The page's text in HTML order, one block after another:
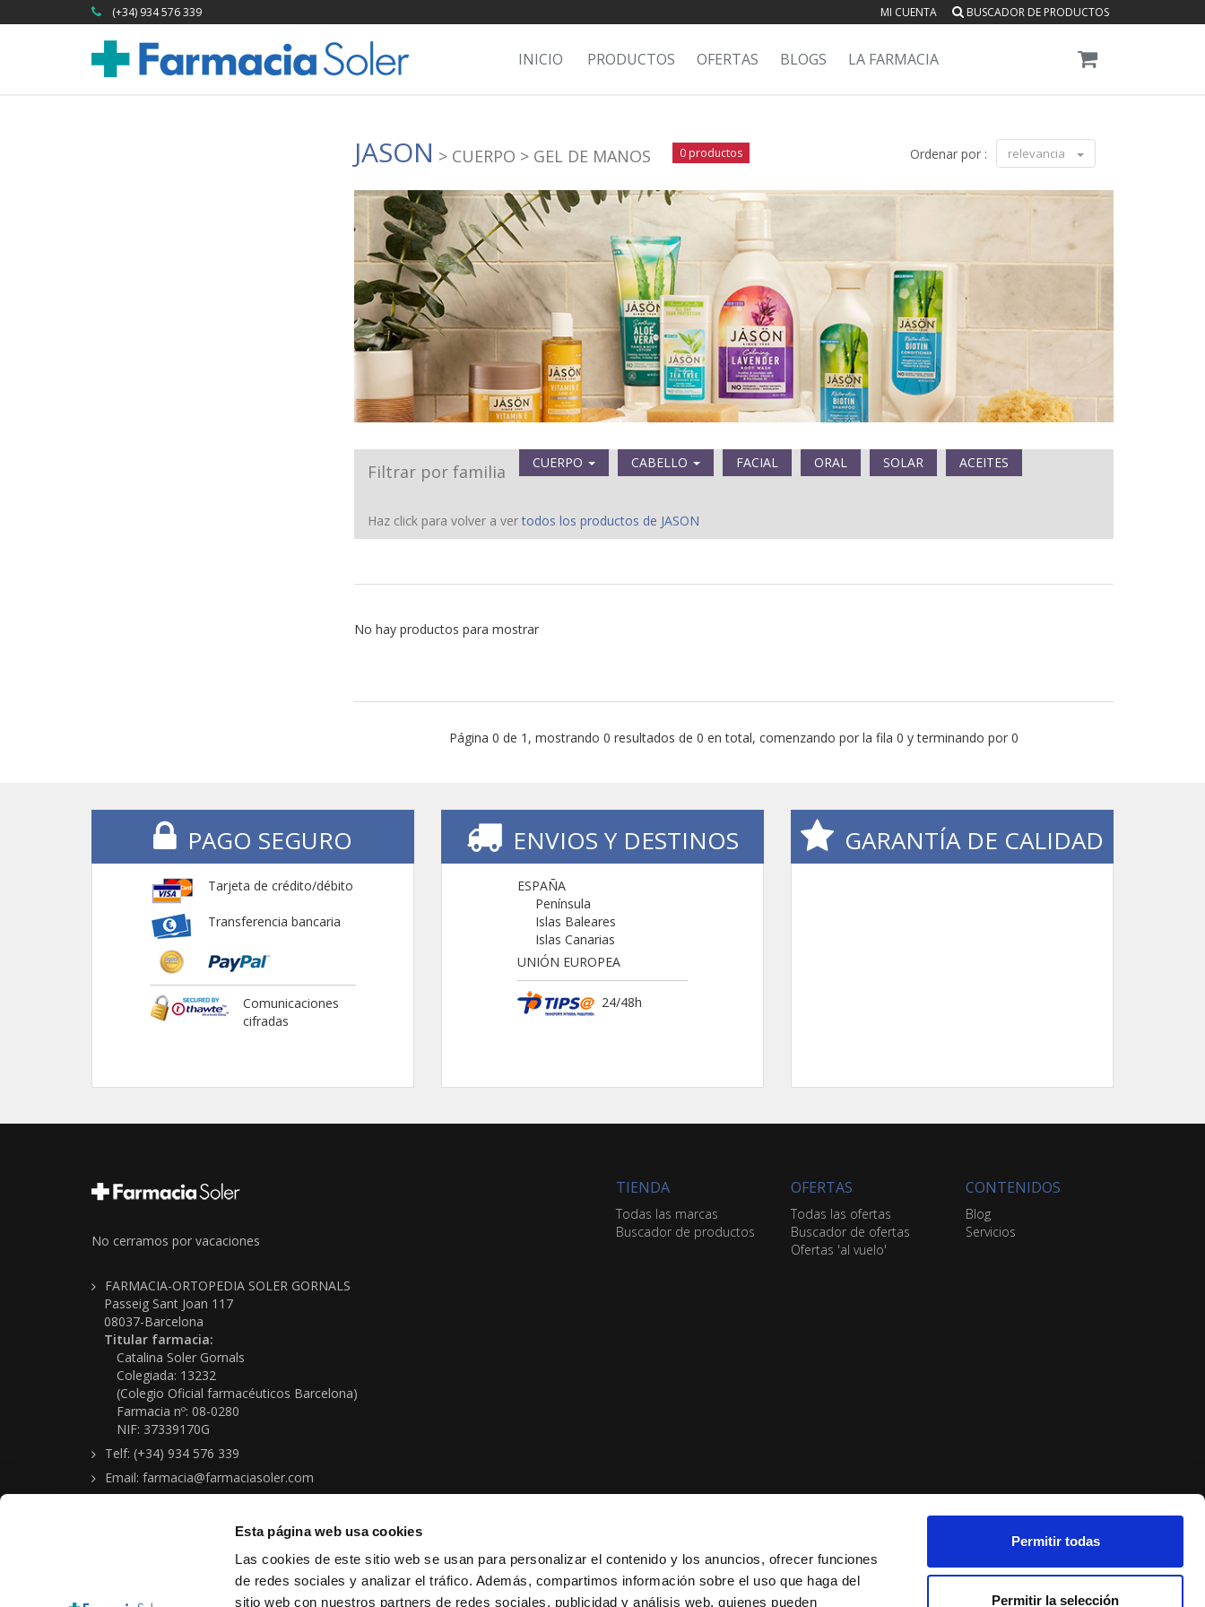
Esta página web usa cookies
Las cookies de este sitio web se usan para personalizar el contenido y los anuncios, ofrecer funciones
de redes sociales y analizar el tráfico. Además, compartimos información sobre el uso que haga del
sitio web con nuestros partners de redes sociales, publicidad y análisis web, quienes pueden
Permitir todas
Permitir la selección
(+34) 934 576 339 MI CUENTA BUSCADOR DE PRODUCTOS
INICIO PRODUCTOS OFERTAS BLOGS LA FARMACIA
JASON > CUERPO > GEL DE MANOS 0 productos Ordenar por : relevancia
Filtrar por familia CUERPO CABELLO FACIAL ORAL SOLAR ACEITES
Haz click para volver a vertodos los productos de JASON
No hay productos para mostrar
Página 0 de 1, mostrando 0 resultados de 0 en total, comenzando por la fila 0 y terminando por 0
PAGO SEGURO
Tarjeta de crédito/débito
Transferencia bancaria
Comunicaciones
cifradas
ENVIOS Y DESTINOS
ESPAÑA
Península
Islas Baleares
Islas Canarias
UNIÓN EUROPEA
24/48h
GARANTÍA DE CALIDAD
No cerramos por vacaciones
FARMACIA-ORTOPEDIA SOLER GORNALS
Passeig Sant Joan 117
08037-Barcelona
Titular farmacia:
Catalina Soler Gornals
Colegiada: 13232
(Colegio Oficial farmacéuticos Barcelona)
Farmacia nº: 08-0280
NIF: 37339170G
Telf: (+34) 934 576 339
Email: farmacia@farmaciasoler.com
TIENDA
Todas las marcas
Buscador de productos
OFERTAS
Todas las ofertas
Buscador de ofertas
Ofertas 'al vuelo'
CONTENIDOS
Blog
Servicios